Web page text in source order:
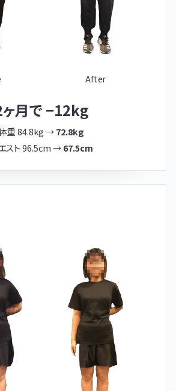
After
月で −12kg
重 84.8kg →72.8kg
スト 96.5cm →67.5cm